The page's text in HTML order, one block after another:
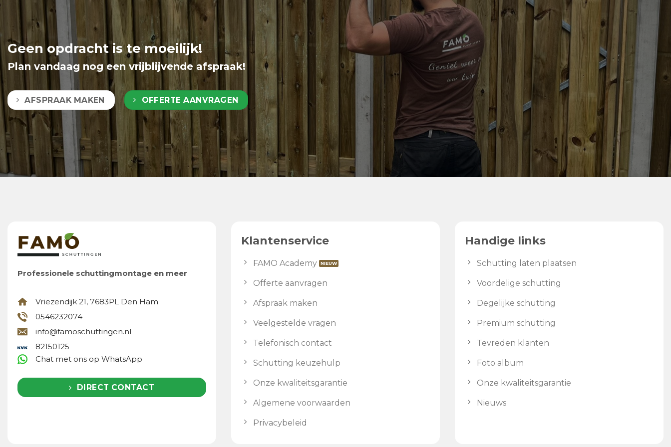
Geen opdracht is te moeilijk!
Plan vandaag nog een vrijblijvende afspraak!
AFSPRAAK MAKEN OFFERTE AANVRAGEN
Professionele schuttingmontage en meer
Vriezendijk 21, 7683PL Den Ham
0546232074
info@famoschuttingen.nl
82150125
Chat met ons op WhatsApp
DIRECT CONTACT
Klantenservice
FAMO Academy
Offerte aanvragen
Afspraak maken
Veelgestelde vragen
Telefonisch contact
Schutting keuzehulp
Onze kwaliteitsgarantie
Algemene voorwaarden
Privacybeleid
Handige links
Schutting laten plaatsen
Voordelige schutting
Degelijke schutting
Premium schutting
Tevreden klanten
Foto album
Onze kwaliteitsgarantie
Nieuws